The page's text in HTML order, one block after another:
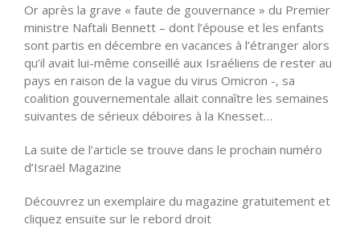
Or après la grave « faute de gouvernance » du Premier
ministre Naftali Bennett – dont l’épouse et les enfants
sont partis en décembre en vacances à l’étranger alors
qu’il avait lui-même conseillé aux Israéliens de rester au
pays en raison de la vague du virus Omicron -, sa
coalition gouvernementale allait connaître les semaines
suivantes de sérieux déboires à la Knesset…
La suite de l’article se trouve dans le prochain numéro
d’Israël Magazine
Découvrez un exemplaire du magazine gratuitement et
cliquez ensuite sur le rebord droit